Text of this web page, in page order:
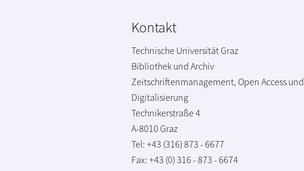
Kontakt
Technische Universität Graz
Bibliothek und Archiv
Zeitschriftenmanagement, Open Access und
Digitalisierung
Technikerstraße 4
A-8010 Graz
Tel: +43 (316) 873 - 6677
Fax: +43 (0) 316 - 873 - 6674